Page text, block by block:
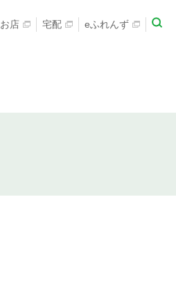
お店 宅配 eふれんず